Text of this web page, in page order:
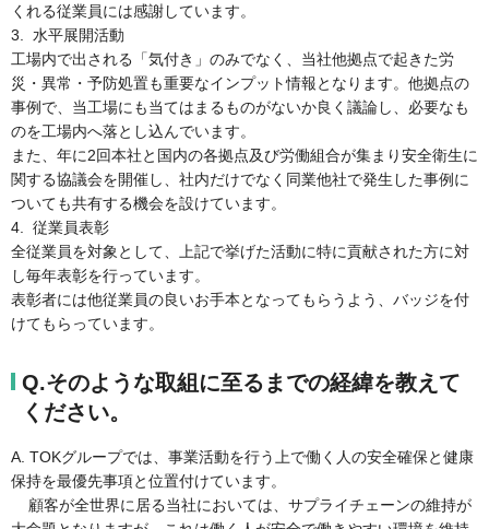
くれる従業員には感謝しています。
3. 水平展開活動
工場内で出される「気付き」のみでなく、当社他拠点で起きた労
災・異常・予防処置も重要なインプット情報となります。他拠点の
事例で、当工場にも当てはまるものがないか良く議論し、必要なも
のを工場内へ落とし込んでいます。
また、年に2回本社と国内の各拠点及び労働組合が集まり安全衛生に
関する協議会を開催し、社内だけでなく同業他社で発生した事例に
ついても共有する機会を設けています。
4. 従業員表彰
全従業員を対象として、上記で挙げた活動に特に貢献された方に対
し毎年表彰を行っています。
表彰者には他従業員の良いお手本となってもらうよう、バッジを付
けてもらっています。
Q.そのような取組に至るまでの経緯を教えて
ください。
A. TOKグループでは、事業活動を行う上で働く人の安全確保と健康
保持を最優先事項と位置付けています。
顧客が全世界に居る当社においては、サプライチェーンの維持が